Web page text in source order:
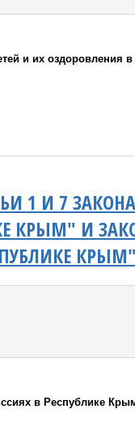
и их оздоровления
1 И 7
КРЫМ" И
КРЫМ"
в Республике